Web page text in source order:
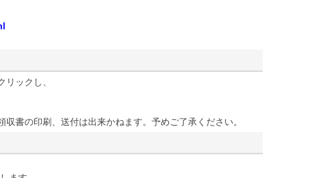
ックし、
書の印刷、送付は出来かねます。予めご了承ください。